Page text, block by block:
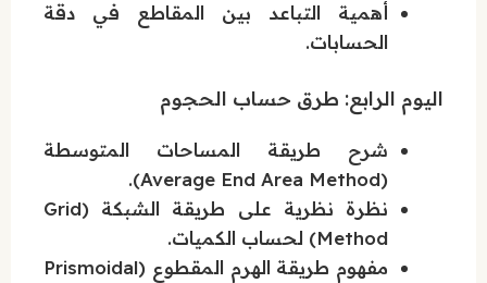
أهمية التباعد بين المقاطع في دقة
الحسابات.
اليوم الرابع: طرق حساب الحجوم
شرح طريقة المساحات المتوسطة
(Average End Area Method).
نظرة نظرية على طريقة الشبكة (Grid
Method) لحساب الكميات.
مفهوم طريقة الهرم المقطوع (Prismoidal